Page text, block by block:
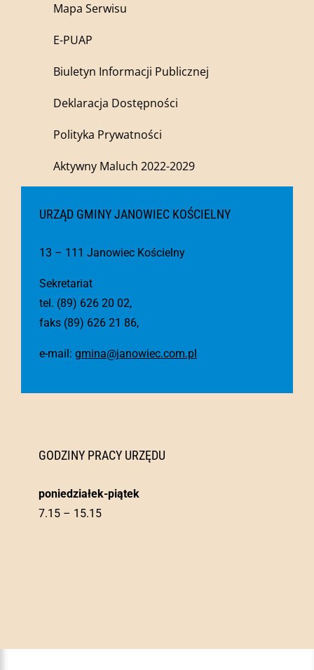
Mapa Serwisu
E-PUAP
Biuletyn Informacji Publicznej
Deklaracja Dostępności
Polityka Prywatności
Aktywny Maluch 2022-2029
URZĄD GMINY JANOWIEC KOŚCIELNY
13 – 111 Janowiec Kościelny
Sekretariat
tel. (89) 626 20 02,
faks (89) 626 21 86,
e-mail: gmina@janowiec.com.pl
GODZINY PRACY URZĘDU
poniedziałek-piątek
7.15 – 15.15